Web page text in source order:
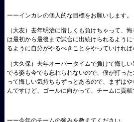
ーーインカレの個人的な目標をお願いします。
（大友） 去年明治に惜しくも負けちゃって、
は最初から最後まで試合に出続けられるよう
るように自分がやるべきことをやっていければ
（大久保） 去年オーバータイムで負けて悔し
でる姿も今でも忘れられないので、僕が打っ
って悔しい気持ちもずっとあるので、まずは
んですけど、ゴールに向かって、チームに貢献